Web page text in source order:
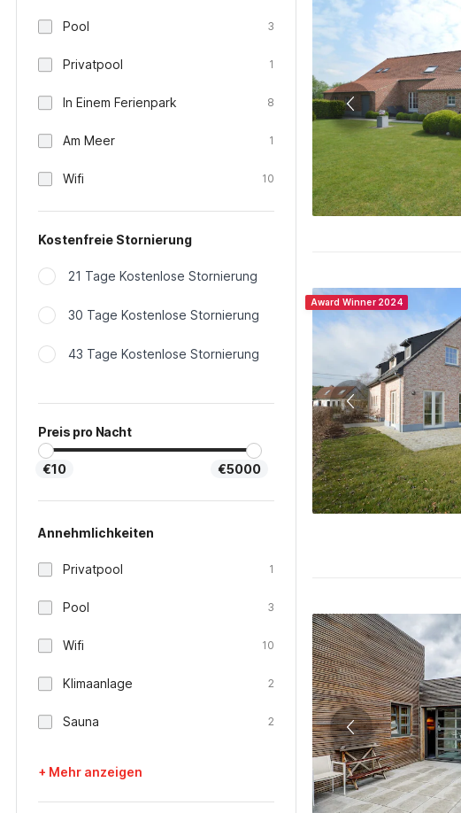
Pool 3
Privatpool 1
In Einem Ferienpark 8
Am Meer 1
Wifi 10
Kostenfreie Stornierung
21 Tage Kostenlose Stornierung
30 Tage Kostenlose Stornierung
43 Tage Kostenlose Stornierung
Preis pro Nacht
€10 €5000
Annehmlichkeiten
Privatpool 1
Pool 3
Wifi 10
Klimaanlage 2
Sauna 2
+ Mehr anzeigen
Award Winner 2024